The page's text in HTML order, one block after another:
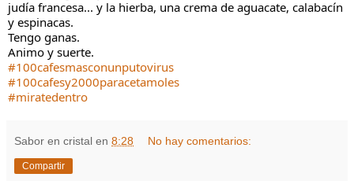
judía francesa... y la hierba, una crema de aguacate, calabacín
y espinacas.
Tengo ganas.
Animo y suerte.
#100cafesmasconunputovirus
#100cafesy2000paracetamoles
#miratedentro
Sabor en cristal en 8:28 No hay comentarios:
Compartir